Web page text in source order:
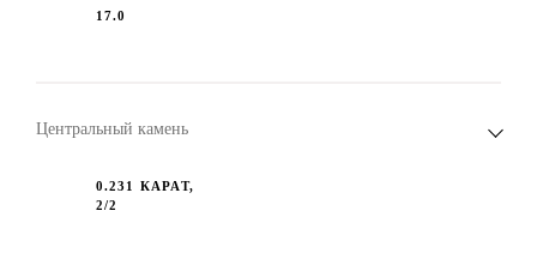
17.0
Центральный камень
0.231 КАРАТ,
2/2